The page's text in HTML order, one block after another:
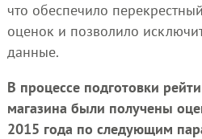
что обеспечило
оценок и позволило
данные.
В процессе подготовки
магазина были получены
2015 года по следующим